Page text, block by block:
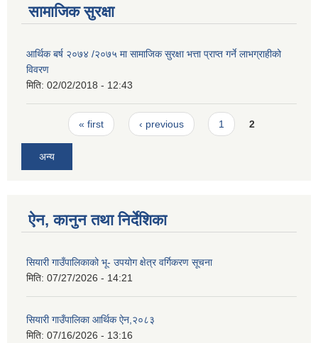
सामाजिक सुरक्षा
आर्थिक बर्ष २०७४ /२०७५ मा सामाजिक सुरक्षा भत्ता प्राप्त गर्ने लाभग्राहीको
विवरण
मिति: 02/02/2018 - 12:43
Pages« first ‹ previous 1 2
अन्य
ऐन, कानुन तथा निर्देशिका
सियारी गाउँपालिकाको भू- उपयोग क्षेत्र वर्गिकरण सूचना
मिति: 07/27/2026 - 14:21
सियारी गाउँपालिका आर्थिक ऐन,२०८३
मिति: 07/16/2026 - 13:16